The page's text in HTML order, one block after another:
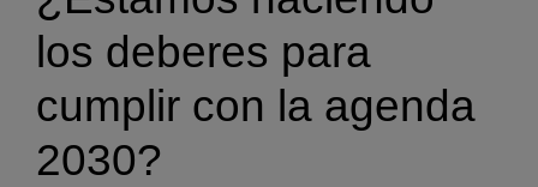
Blog
Partners
los deberes para
cumplir con la agenda
2030?